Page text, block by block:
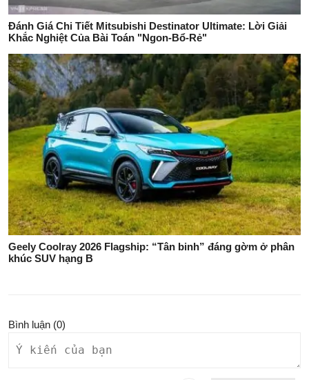
Đánh Giá Chi Tiết Mitsubishi Destinator Ultimate: Lời Giải
Khắc Nghiệt Của Bài Toán "Ngon-Bổ-Rẻ"
Geely Coolray 2026 Flagship: “Tân binh” đáng gờm ở phân
khúc SUV hạng B
Bình luận (0)